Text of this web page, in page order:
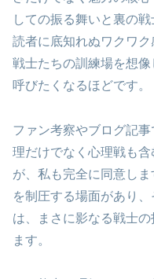
しての振る舞いと裏の
読者に底知れぬワクワ
戦士たちの訓練場を想
呼びたくなるほどです。
ファン考察やブログ記
理だけでなく心理戦も
が、私も完全に同意し
を制圧する場面があり
は、まさに影なる戦士
ます。